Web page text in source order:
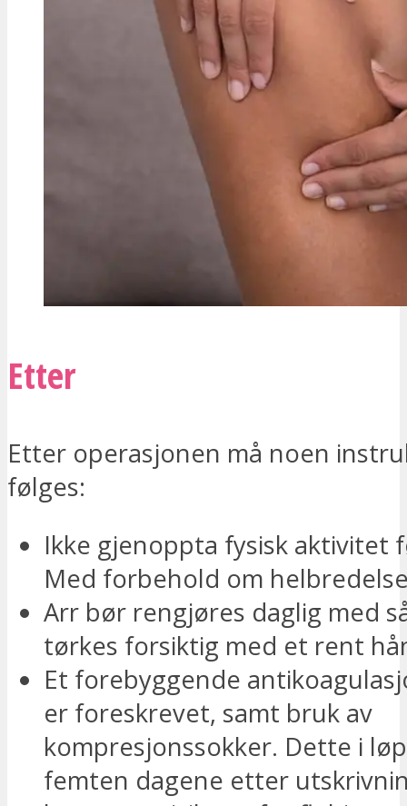
Etter
Etter operasjonen må noen
følges:
Ikke gjenoppta fysisk aktivitet
Med forbehold om
Arr bør rengjøres daglig med
tørkes forsiktig med et rent
Et forebyggende
er foreskrevet, samt bruk av
kompresjonssokker. Dette i
femten dagene etter